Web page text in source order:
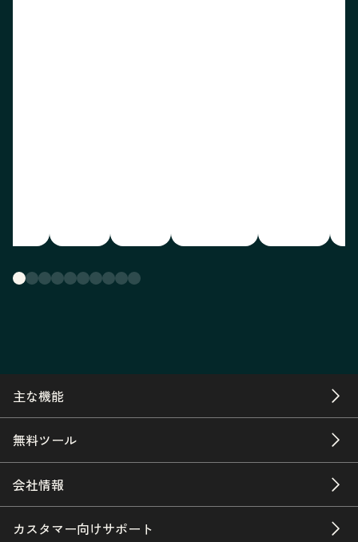
主な機能
無料ツール
会社情報
カスタマー向けサポート